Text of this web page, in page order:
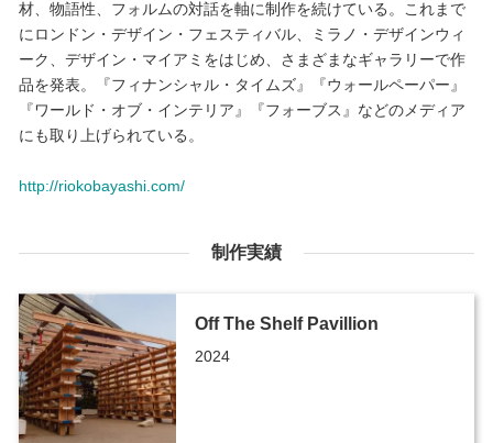
材、物語性、フォルムの対話を軸に制作を続けている。これまで
にロンドン・デザイン・フェスティバル、ミラノ・デザインウィ
ーク、デザイン・マイアミをはじめ、さまざまなギャラリーで作
品を発表。『フィナンシャル・タイムズ』『ウォールペーパー』
『ワールド・オブ・インテリア』『フォーブス』などのメディア
にも取り上げられている。
http://riokobayashi.com/
制作実績
Off The Shelf Pavillion
2024